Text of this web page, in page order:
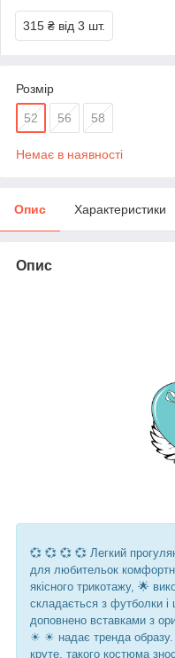
315 ₴ від 3 шт.
Розмір
52 56 58
Немає в наявності
Опис Характеристики
Опис
💞 💞 💞 💞 Легкий
для любительок
якісного трикотажу, 🌟
складається з футболки
доповнено вставками з
☀ ☀ надає тренда образу.
круте, такого костюма